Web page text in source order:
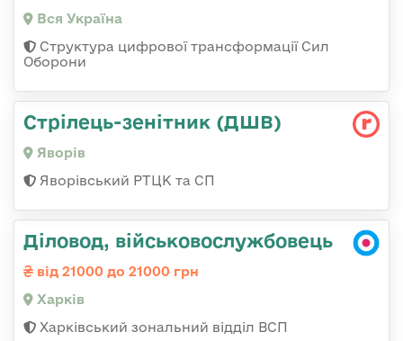
Вся Україна
Структура цифрової трансформації Сил
Оборони
Стрілець-зенітник (ДШВ)
Яворів
Яворівський РТЦК та СП
Діловод, військовослужбовець
від 21000 до 21000 грн
Харків
Харківський зональний відділ ВСП